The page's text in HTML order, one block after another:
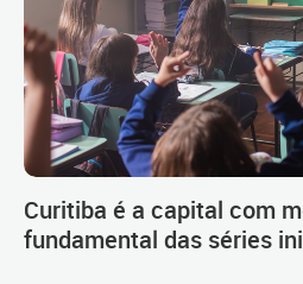
Curitiba é a capital com
fundamental das séries